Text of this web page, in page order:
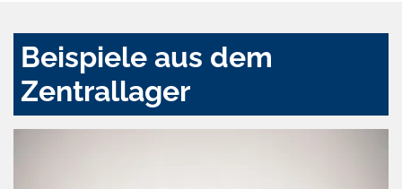
Beispiele aus dem
Zentrallager